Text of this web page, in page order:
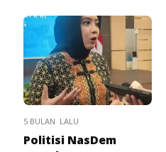
5 BULAN LALU
Politisi NasDem